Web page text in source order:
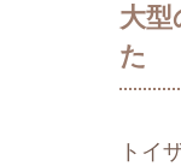
大
た
トイ